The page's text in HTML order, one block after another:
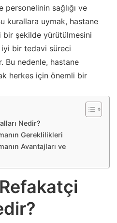
personelinin sağlığı ve
kurallara uymak, hastane
şekilde yürütülmesini
iyi bir tedavi süreci
Bu nedenle, hastane
herkes için önemli bir
Nedir?
Gereklilikleri
Avantajları ve